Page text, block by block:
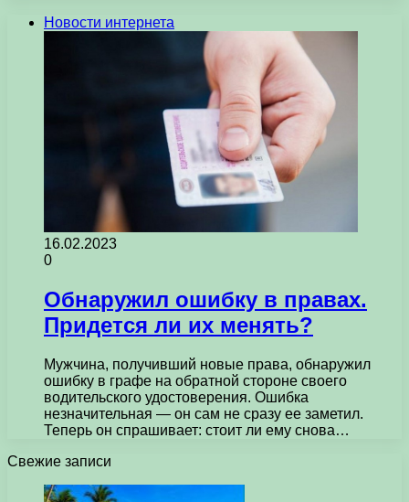
Новости интернета
16.02.2023
0
Обнаружил ошибку в правах.
Придется ли их менять?
Мужчина, получивший новые права, обнаружил
ошибку в графе на обратной стороне своего
водительского удостоверения. Ошибка
незначительная — он сам не сразу ее заметил.
Теперь он спрашивает: стоит ли ему снова…
Свежие записи